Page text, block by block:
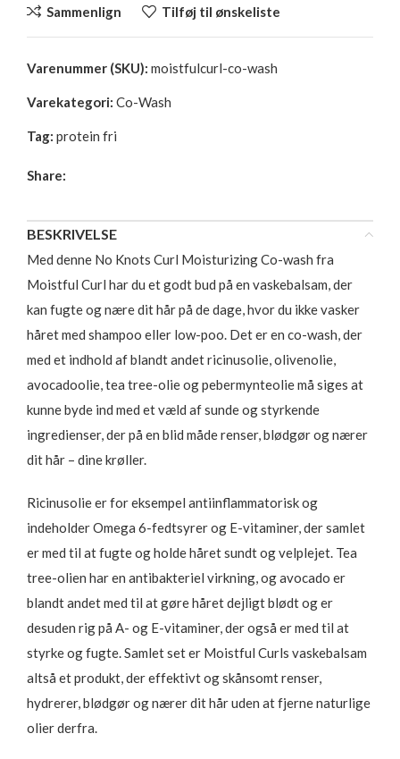
Sammenlign Tilføj til ønskeliste
Varenummer (SKU): moistfulcurl-co-wash
Varekategori: Co-Wash
Tag: protein fri
Share:
BESKRIVELSE
Med denne No Knots Curl Moisturizing Co-wash fra
Moistful Curl har du et godt bud på en vaskebalsam, der
kan fugte og nære dit hår på de dage, hvor du ikke vasker
håret med shampoo eller low-poo. Det er en co-wash, der
med et indhold af blandt andet ricinusolie, olivenolie,
avocadoolie, tea tree-olie og pebermynteolie må siges at
kunne byde ind med et væld af sunde og styrkende
ingredienser, der på en blid måde renser, blødgør og nærer
dit hår – dine krøller.
Ricinusolie er for eksempel antiinflammatorisk og
indeholder Omega 6-fedtsyrer og E-vitaminer, der samlet
er med til at fugte og holde håret sundt og velplejet. Tea
tree-olien har en antibakteriel virkning, og avocado er
blandt andet med til at gøre håret dejligt blødt og er
desuden rig på A- og E-vitaminer, der også er med til at
styrke og fugte. Samlet set er Moistful Curls vaskebalsam
altså et produkt, der effektivt og skånsomt renser,
hydrerer, blødgør og nærer dit hår uden at fjerne naturlige
olier derfra.